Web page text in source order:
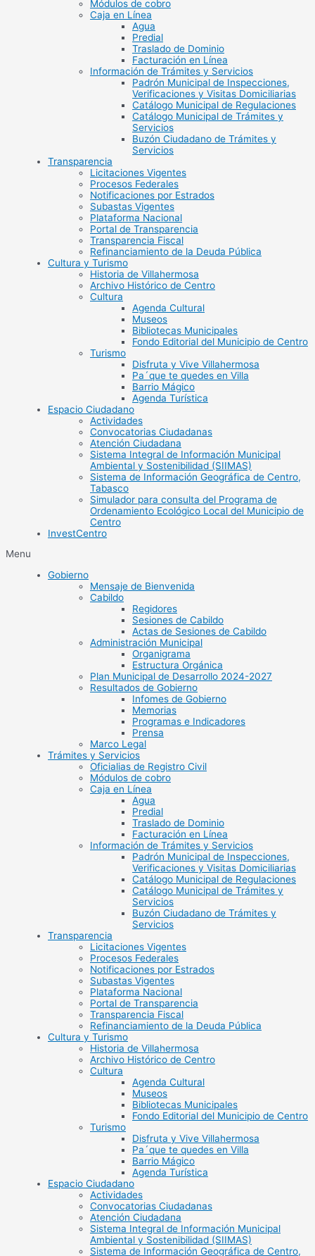
Módulos de cobro
Caja en Línea
Agua
Predial
Traslado de Dominio
Facturación en Línea
Información de Trámites y Servicios
Padrón Municipal de Inspecciones,
Verificaciones y Visitas Domiciliarias
Catálogo Municipal de Regulaciones
Catálogo Municipal de Trámites y
Servicios
Buzón Ciudadano de Trámites y
Servicios
Transparencia
Licitaciones Vigentes
Procesos Federales
Notificaciones por Estrados
Subastas Vigentes
Plataforma Nacional
Portal de Transparencia
Transparencia Fiscal
Refinanciamiento de la Deuda Pública
Cultura y Turismo
Historia de Villahermosa
Archivo Histórico de Centro
Cultura
Agenda Cultural
Museos
Bibliotecas Municipales
Fondo Editorial del Municipio de Centro
Turismo
Disfruta y Vive Villahermosa
Pa´que te quedes en Villa
Barrio Mágico
Agenda Turística
Espacio Ciudadano
Actividades
Convocatorias Ciudadanas
Atención Ciudadana
Sistema Integral de Información Municipal
Ambiental y Sostenibilidad (SIIMAS)
Sistema de Información Geográfica de Centro,
Tabasco
Simulador para consulta del Programa de
Ordenamiento Ecológico Local del Municipio de
Centro
InvestCentro
Menu
Gobierno
Mensaje de Bienvenida
Cabildo
Regidores
Sesiones de Cabildo
Actas de Sesiones de Cabildo
Administración Municipal
Organigrama
Estructura Orgánica
Plan Municipal de Desarrollo 2024-2027
Resultados de Gobierno
Infomes de Gobierno
Memorias
Programas e Indicadores
Prensa
Marco Legal
Trámites y Servicios
Oficialias de Registro Civil
Módulos de cobro
Caja en Línea
Agua
Predial
Traslado de Dominio
Facturación en Línea
Información de Trámites y Servicios
Padrón Municipal de Inspecciones,
Verificaciones y Visitas Domiciliarias
Catálogo Municipal de Regulaciones
Catálogo Municipal de Trámites y
Servicios
Buzón Ciudadano de Trámites y
Servicios
Transparencia
Licitaciones Vigentes
Procesos Federales
Notificaciones por Estrados
Subastas Vigentes
Plataforma Nacional
Portal de Transparencia
Transparencia Fiscal
Refinanciamiento de la Deuda Pública
Cultura y Turismo
Historia de Villahermosa
Archivo Histórico de Centro
Cultura
Agenda Cultural
Museos
Bibliotecas Municipales
Fondo Editorial del Municipio de Centro
Turismo
Disfruta y Vive Villahermosa
Pa´que te quedes en Villa
Barrio Mágico
Agenda Turística
Espacio Ciudadano
Actividades
Convocatorias Ciudadanas
Atención Ciudadana
Sistema Integral de Información Municipal
Ambiental y Sostenibilidad (SIIMAS)
Sistema de Información Geográfica de Centro,